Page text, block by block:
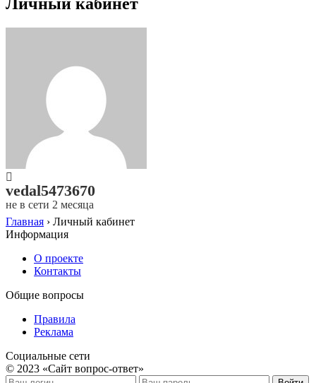
vedal5473670
не в сети 2 месяца
Главная › Личный кабинет
Информация
О проекте
Контакты
Общие вопросы
Правила
Реклама
Социальные сети
© 2023 «Сайт вопрос-ответ»